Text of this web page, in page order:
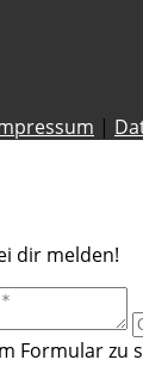
|
dir melden!
Formular zu